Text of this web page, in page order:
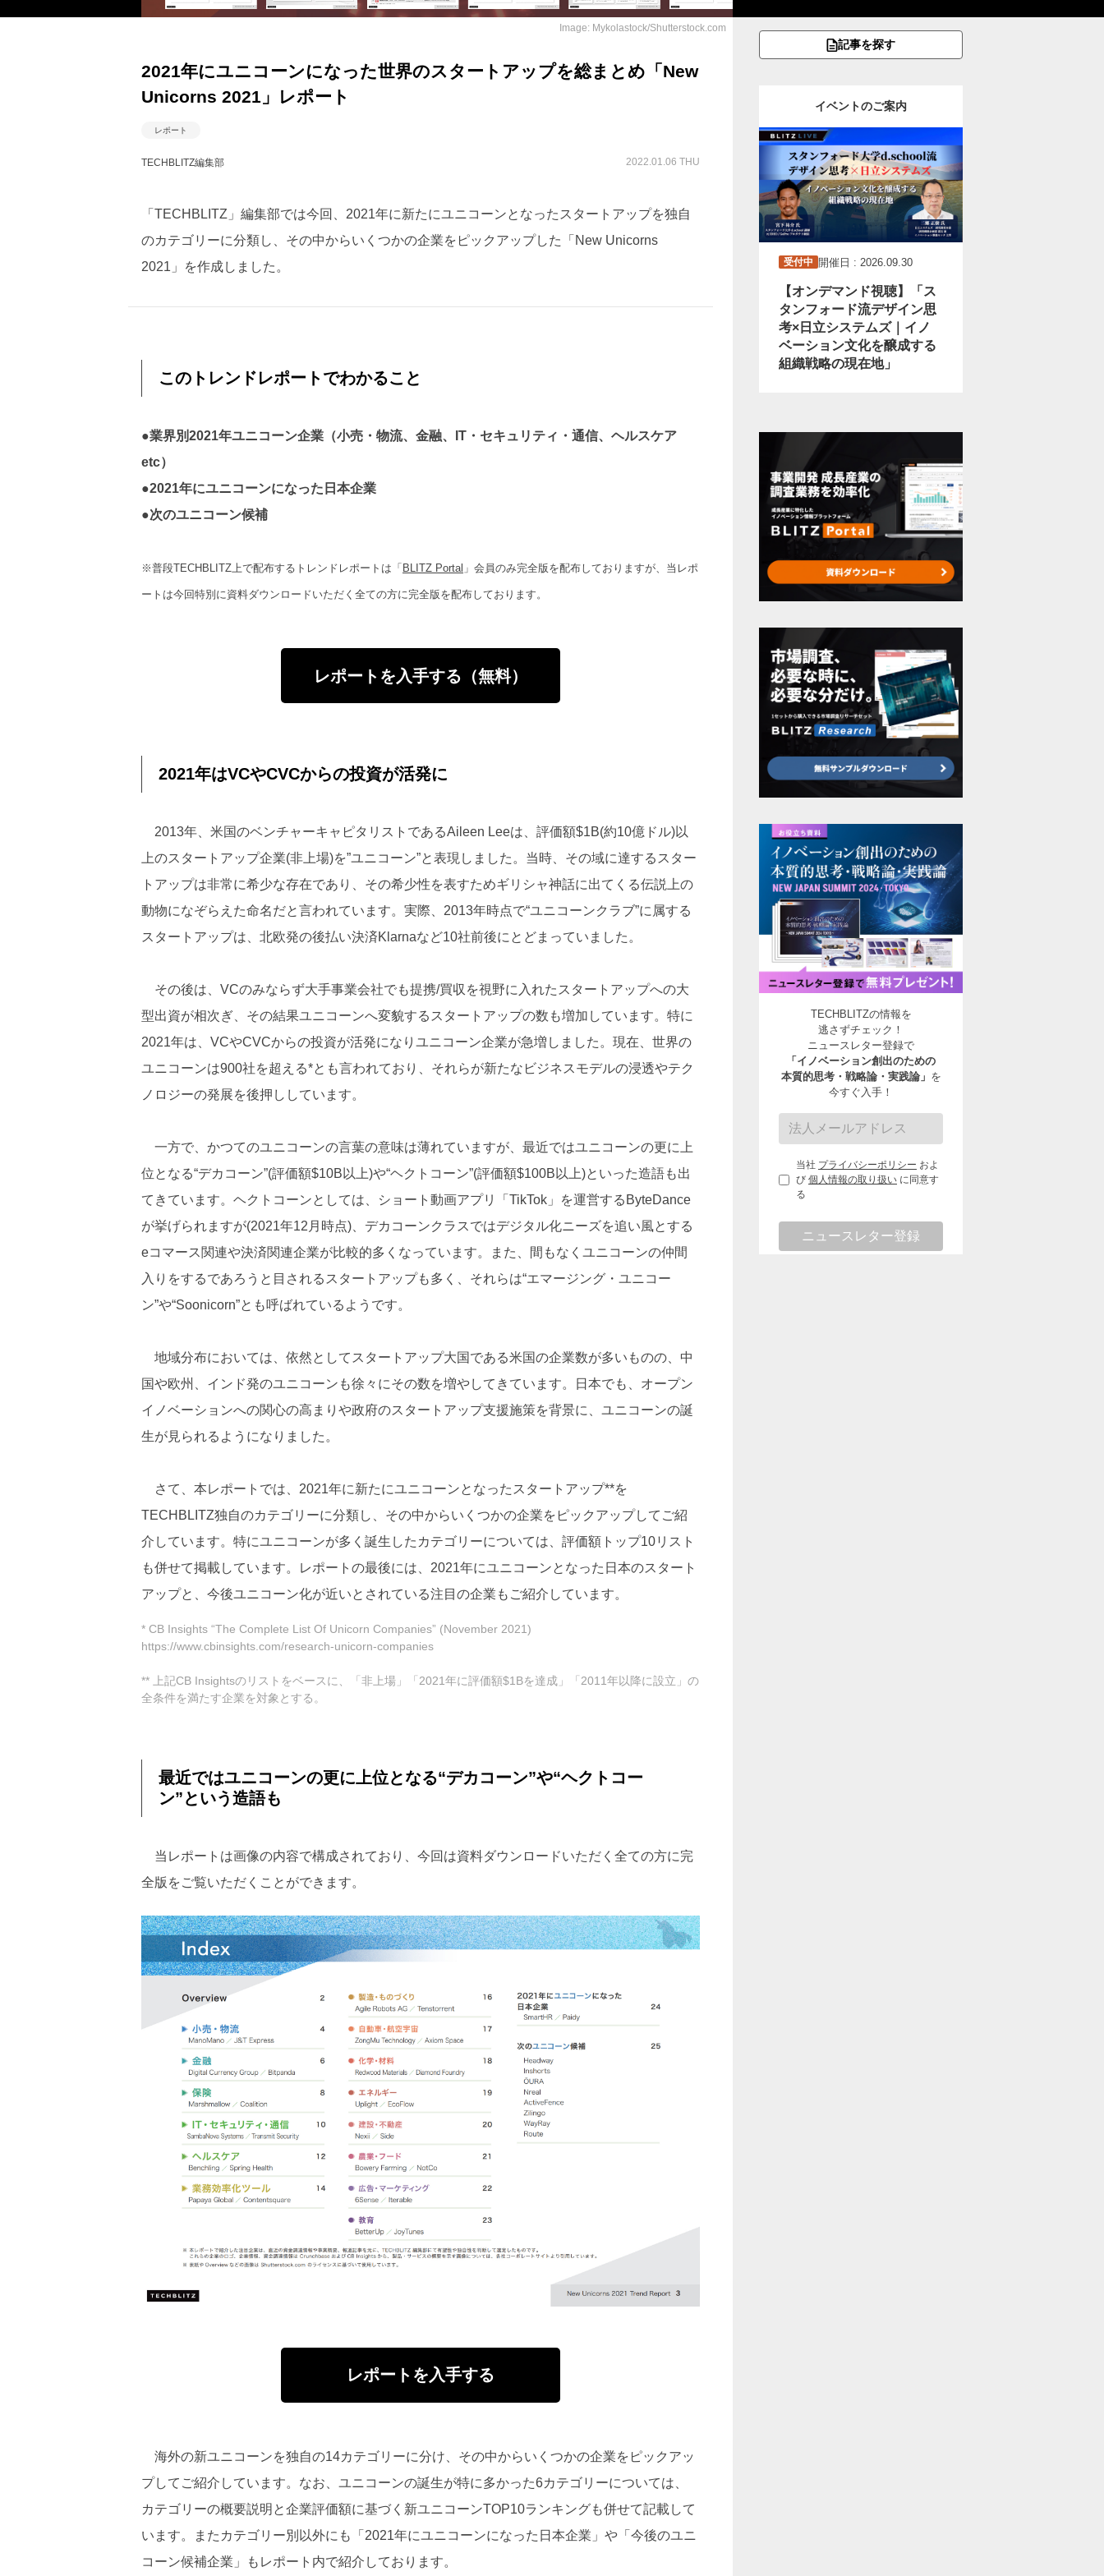
Image: Mykolastock/Shutterstock.com
2021年にユニコーンになった世界のスタートアップを総まとめ「New
Unicorns 2021」レポート
レポート
TECHBLITZ編集部 2022.01.06 THU
「TECHBLITZ」編集部では今回、2021年に新たにユニコーンとなったスタートアップを独自
のカテゴリーに分類し、その中からいくつかの企業をピックアップした「New Unicorns
2021」を作成しました。
このトレンドレポートでわかること
●業界別2021年ユニコーン企業（小売・物流、金融、IT・セキュリティ・通信、ヘルスケア
etc）
●2021年にユニコーンになった日本企業
●次のユニコーン候補
※普段TECHBLITZ上で配布するトレンドレポートは「 BLITZ Portal 」会員のみ完全版を配布しておりますが、当レポ
ートは今回特別に資料ダウンロードいただく全ての方に完全版を配布しております。
レポートを入手する（無料）
2021年はVCやCVCからの投資が活発に
2013年、米国のベンチャーキャピタリストであるAileen Leeは、評価額$1B(約10億ドル)以
上のスタートアップ企業(非上場)を”ユニコーン”と表現しました。当時、その域に達するスター
トアップは非常に希少な存在であり、その希少性を表すためギリシャ神話に出てくる伝説上の
動物になぞらえた命名だと言われています。実際、2013年時点で“ユニコーンクラブ”に属する
スタートアップは、北欧発の後払い決済Klarnaなど10社前後にとどまっていました。
その後は、VCのみならず大手事業会社でも提携/買収を視野に入れたスタートアップへの大
型出資が相次ぎ、その結果ユニコーンへ変貌するスタートアップの数も増加しています。特に
2021年は、VCやCVCからの投資が活発になりユニコーン企業が急増しました。現在、世界の
ユニコーンは900社を超える*とも言われており、それらが新たなビジネスモデルの浸透やテク
ノロジーの発展を後押ししています。
一方で、かつてのユニコーンの言葉の意味は薄れていますが、最近ではユニコーンの更に上
位となる“デカコーン”(評価額$10B以上)や“ヘクトコーン”(評価額$100B以上)といった造語も出
てきています。ヘクトコーンとしては、ショート動画アプリ「TikTok」を運営するByteDance
が挙げられますが(2021年12月時点)、デカコーンクラスではデジタル化ニーズを追い風とする
eコマース関連や決済関連企業が比較的多くなっています。また、間もなくユニコーンの仲間
入りをするであろうと目されるスタートアップも多く、それらは“エマージング・ユニコー
ン”や“Soonicorn”とも呼ばれているようです。
地域分布においては、依然としてスタートアップ大国である米国の企業数が多いものの、中
国や欧州、インド発のユニコーンも徐々にその数を増やしてきています。日本でも、オープン
イノベーションへの関心の高まりや政府のスタートアップ支援施策を背景に、ユニコーンの誕
生が見られるようになりました。
さて、本レポートでは、2021年に新たにユニコーンとなったスタートアップ**を
TECHBLITZ独自のカテゴリーに分類し、その中からいくつかの企業をピックアップしてご紹
介しています。特にユニコーンが多く誕生したカテゴリーについては、評価額トップ10リスト
も併せて掲載しています。レポートの最後には、2021年にユニコーンとなった日本のスタート
アップと、今後ユニコーン化が近いとされている注目の企業もご紹介しています。
* CB Insights “The Complete List Of Unicorn Companies” (November 2021)
https://www.cbinsights.com/research-unicorn-companies
** 上記CB Insightsのリストをベースに、「非上場」「2021年に評価額$1Bを達成」「2011年以降に設立」の
全条件を満たす企業を対象とする。
最近ではユニコーンの更に上位となる“デカコーン”や“ヘクトコー
ン”という造語も
当レポートは画像の内容で構成されており、今回は資料ダウンロードいただく全ての方に完
全版をご覧いただくことができます。
レポートを入手する
海外の新ユニコーンを独自の14カテゴリーに分け、その中からいくつかの企業をピックアッ
プしてご紹介しています。なお、ユニコーンの誕生が特に多かった6カテゴリーについては、
カテゴリーの概要説明と企業評価額に基づく新ユニコーンTOP10ランキングも併せて記載して
います。またカテゴリー別以外にも「2021年にユニコーンになった日本企業」や「今後のユニ
コーン候補企業」もレポート内で紹介しております。
記事を探す
イベントのご案内
受付中 開催日 : 2026.09.30
【オンデマンド視聴】「ス
タンフォード流デザイン思
考×日立システムズ｜イノ
ベーション文化を醸成する
組織戦略の現在地」
TECHBLITZの情報を
逃さずチェック！
ニュースレター登録で
「イノベーション創出のための
本質的思考・戦略論・実践論」 を
今すぐ入手！
当社 プライバシーポリシー およ
び 個人情報の取り扱い に同意す
る